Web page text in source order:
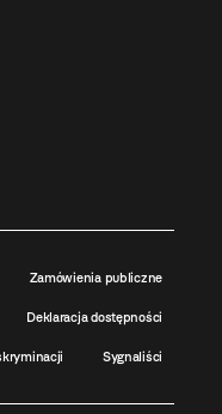
Zamówienia publiczne
Deklaracja dostępności
Sygnaliści